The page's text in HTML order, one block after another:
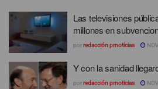
Las televisiones
millones en
porredacción prnoticias
Y con la sanidad
porredacción prnoticias